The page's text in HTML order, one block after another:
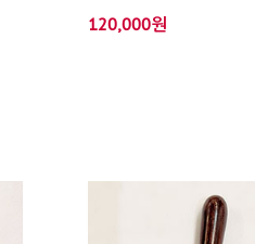
120,000원